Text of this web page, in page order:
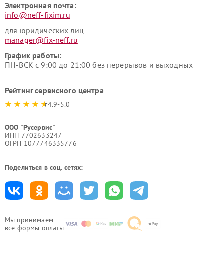
Мы принимаем
все формы оплаты
Электронная почта:
info@neff-fixim.ru
для юридических лиц
manager@fix-neff.ru
График работы:
ПН-ВСК с 9:00 до 21:00 без перерывов и выходных
Рейтинг сервисного центра
4.9-5.0
ООО "Русервис"
ИНН 7702633247
ОГРН 1077746335776
Поделиться в соц. сетях: